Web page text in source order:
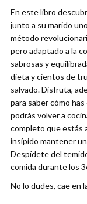
En este libro
junto a su marido
método
pero adaptado a la
sabrosas y
dieta y cientos de
salvado. Disfruta,
para saber cómo
podrás volver a
completo que estás
insípido mantener
Despídete del
comida durante los
No lo dudes, cae en